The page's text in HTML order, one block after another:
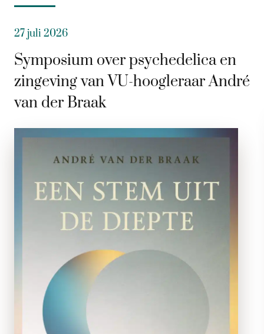
27 juli 2026
Symposium over psychedelica en
zingeving van VU-hoogleraar André
van der Braak